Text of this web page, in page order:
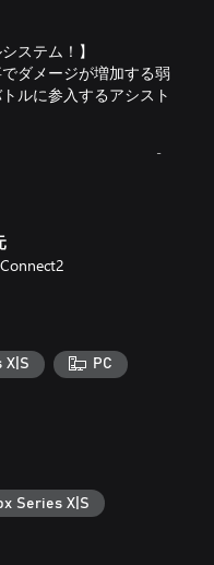
ステム！】
ダメージが増加する弱
ルに参入するアシスト
ンターミッション！】
ミナルを使ってタラ
・イベントバトル！】
が取れるアシスト通信
用することで、隠され
『戦場のフーガ3』は絶
シリーズをプレイして
X|S PC
Series X|S